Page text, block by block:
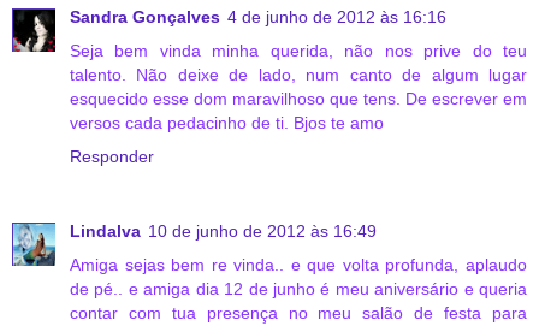
Sandra Gonçalves 4 de junho de 2012 às 16:16
Seja bem vinda minha querida, não nos prive do teu
talento. Não deixe de lado, num canto de algum lugar
esquecido esse dom maravilhoso que tens. De escrever em
versos cada pedacinho de ti. Bjos te amo
Responder
Lindalva 10 de junho de 2012 às 16:49
Amiga sejas bem re vinda.. e que volta profunda, aplaudo
de pé.. e amiga dia 12 de junho é meu aniversário e queria
contar com tua presença no meu salão de festa para